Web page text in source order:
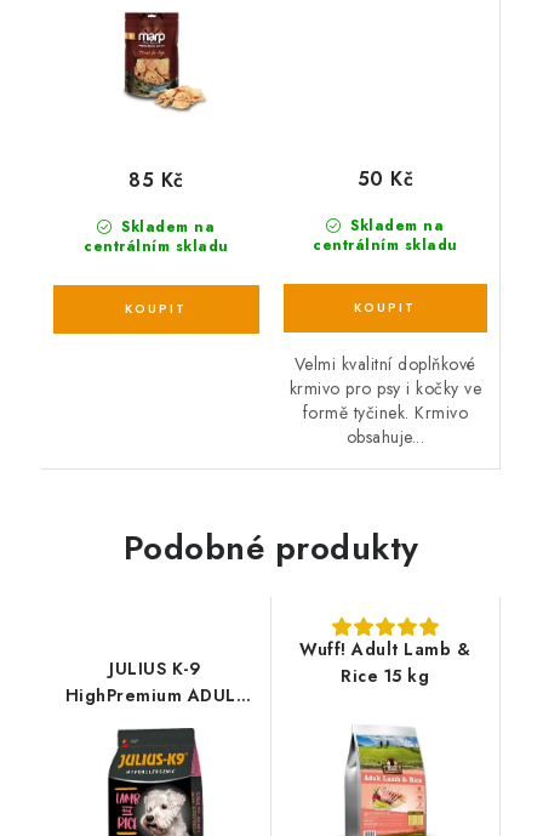
Skladem na
centrálním skladu
85 Kč
Skladem na
centrálním skladu
50 Kč
Velmi kvalitní doplňkové
krmivo pro psy i kočky ve
formě tyčinek. Krmivo
obsahuje...
Podobné produkty
JULIUS K-9
HighPremium ADULT
Hypoallergenic
LAMB&Rice
Wuff! Adult Lamb &
Rice 15 kg